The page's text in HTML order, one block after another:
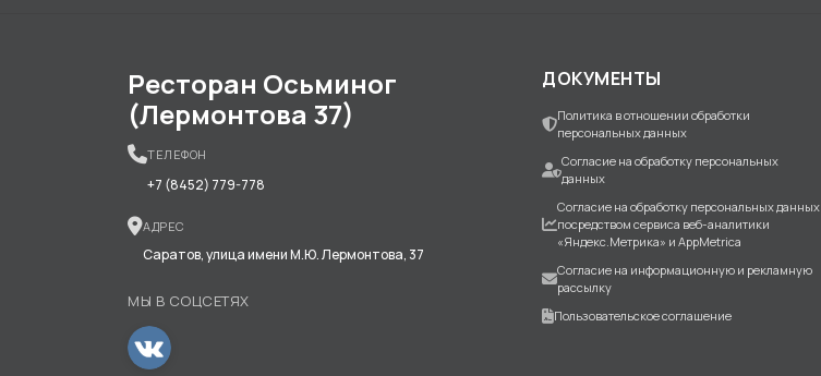
Ресторан Осьминог
(Лермонтова 37)
ТЕЛЕФОН
+7 (8452) 779-778
АДРЕС
Саратов, улица имени М.Ю. Лермонтова, 37
МЫ В СОЦСЕТЯХ
ДОКУМЕНТЫ
Политика в отношении обработки
персональных данных
Согласие на обработку персональных
данных
Согласие на обработку персональных данных
посредством сервиса веб-аналитики
«Яндекс.Метрика» и AppMetrica
Согласие на информационную и рекламную
рассылку
Пользовательское соглашение